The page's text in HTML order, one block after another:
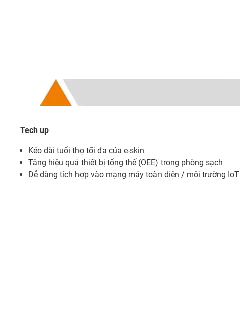
Tech up
Kéo dài tuổi thọ tối đa của e-skin
Tăng hiệu quả thiết bị tổng thể (OEE) trong phòng sạch
Dễ dàng tích hợp vào mạng máy toàn diện / môi trường IoT